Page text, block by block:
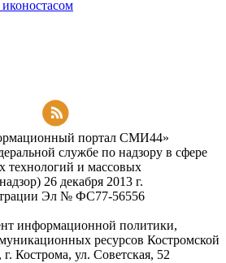
портал СМИ44»
службе по надзору в сфере
технологий и массовых
26 декабря 2013 г.
Эл № ФC77-56556
информационной политики,
ресурсов Костромской
Кострома, ул. Советская, 52